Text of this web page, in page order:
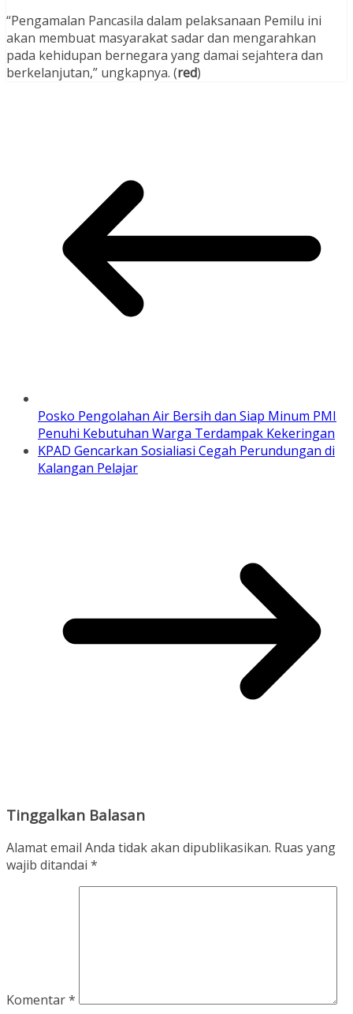
“Pengamalan Pancasila dalam pelaksanaan Pemilu ini
akan membuat masyarakat sadar dan mengarahkan
pada kehidupan bernegara yang damai sejahtera dan
berkelanjutan,” ungkapnya. (red)
Posko Pengolahan Air Bersih dan Siap Minum PMI
Penuhi Kebutuhan Warga Terdampak Kekeringan
KPAD Gencarkan Sosialiasi Cegah Perundungan di
Kalangan Pelajar
Tinggalkan Balasan
Alamat email Anda tidak akan dipublikasikan. Ruas yang
wajib ditandai *
Komentar*